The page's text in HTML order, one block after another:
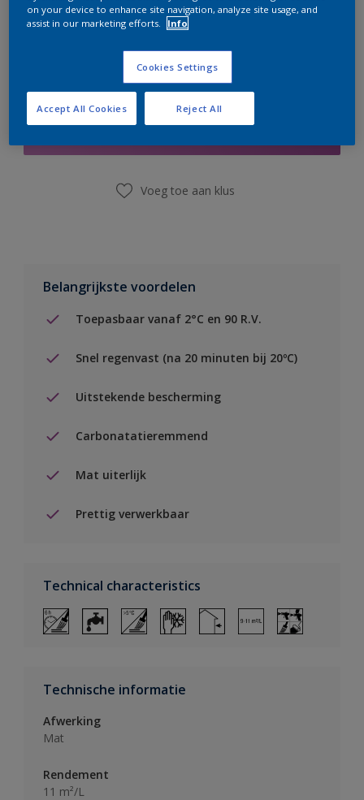
Boodschappenlijst
Voeg toe aan klus
Belangrijkste voordelen
Toepasbaar vanaf 2°C en 90 R.V.
Snel regenvast (na 20 minuten bij 20ºC)
Uitstekende bescherming
Carbonatatieremmend
Mat uiterlijk
Prettig verwerkbaar
Technical characteristics
Technische informatie
Afwerking
Mat
Rendement
11 m²/L
on your device to enhance site navigation, analyze site usage, and
assist in our marketing efforts.
Info
Cookies Settings
Reject All
Accept All Cookies